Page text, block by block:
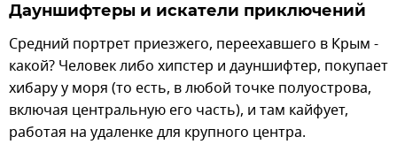
Дауншифтеры и искатели приключений
Средний портрет приезжего, переехавшего в Крым -
какой? Человек либо хипстер и дауншифтер, покупает
хибару у моря (то есть, в любой точке полуострова,
включая центральную его часть), и там кайфует,
работая на удаленке для крупного центра.